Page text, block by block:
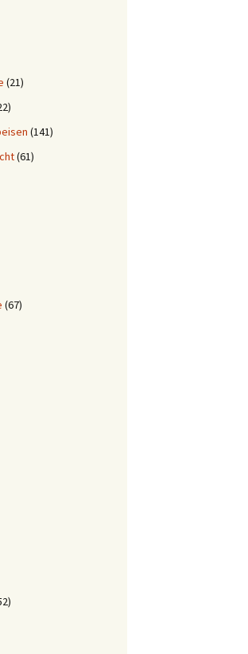
(21)
(141)
(61)
(67)